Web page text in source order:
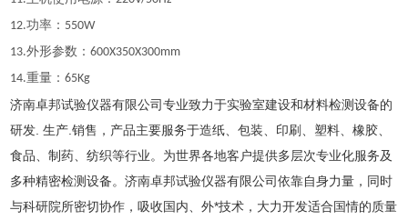
12.功率： 550W
13.外形参数：600X350X300mm
14.重量：65Kg
济南卓邦试验仪器有限公司专业致力于实验室建设和材料检测设备的
研发. 生产.销售，产品主要服务于造纸、包装、印刷、塑料、橡胶、
食品、制药、纺织等行业。为世界各地客户提供多层次专业化服务及
多种精密检测设备。济南卓邦试验仪器有限公司依靠自身力量，同时
与科研院所密切协作，吸收国内、外*技术，大力开发适合国情的质量